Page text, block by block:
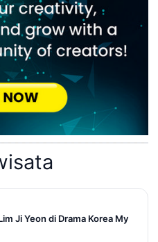
Ji Yeon di Drama Korea My